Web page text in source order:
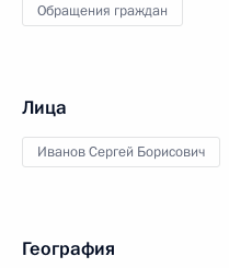
Обращения граждан
Лица
Иванов Сергей Борисович
География